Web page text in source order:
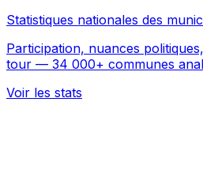
Statistiques nationales des
Participation, nuances
tour — 34 000+ communes
Voir les stats